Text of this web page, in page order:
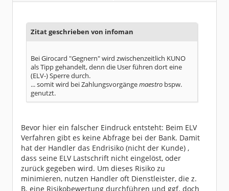
Alter:
54
Zitat geschrieben von infoman
Bei Girocard "Gegnern" wird zwischenzeitlich KUNO
als Tipp gehandelt, denn die User führen dort eine
(ELV-) Sperre durch.
... somit wird bei Zahlungsvorgängemaestro bspw.
genutzt.
Bevor hier ein falscher Eindruck entsteht: Beim ELV
Verfahren gibt es keine Abfrage bei der Bank. Damit
hat der Handler das Endrisiko (nicht der Kunde) ,
dass seine ELV Lastschrift nicht eingelöst, oder
zurück gegeben wird. Um dieses Risiko zu
minimieren, nutzen Handler oft Dienstleister, die z.
B. eine Risikobewertung durchführen und ggf. doch